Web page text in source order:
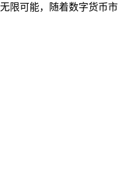
限可能，随着数字货币市